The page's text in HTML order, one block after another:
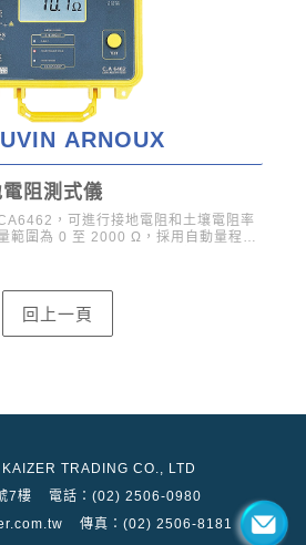
ARNOUX
阻測式儀
，可進行接地電阻和土壤電阻率
範圍為 0 至 2000 Ω，採用自動量程設
KAIZER TRADING CO., LTD
7樓
電話：(02) 2506-0980
傳真：(02) 2506-8181